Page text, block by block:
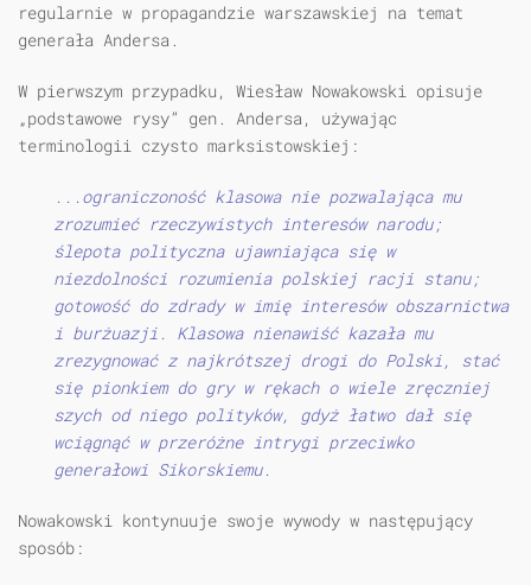
regularnie w propagandzie warszawskiej na temat
generała Andersa.
W pierwszym przypadku, Wiesław Nowakowski opisuje
„podstawowe rysy” gen. Andersa, używając
terminologii czysto marksistowskiej:
...ograniczoność klasowa nie pozwalająca mu
zrozumieć rzeczywistych interesów narodu;
ślepota polityczna ujawniająca się w
niezdolności rozumienia polskiej racji stanu;
gotowość do zdrady w imię interesów obszarnictwa
i burżuazji. Klasowa nienawiść kazała mu
zrezygnować z najkrótszej drogi do Polski, stać
się pionkiem do gry w rękach o wiele zręczniej
szych od niego polityków, gdyż łatwo dał się
wciągnąć w przeróżne intrygi przeciwko
generałowi Sikorskiemu.
Nowakowski kontynuuje swoje wywody w następujący
sposób: